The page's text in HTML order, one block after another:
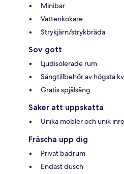
Minibar
Vattenkokare
Strykjärn/strykbräda
Sov gott
Ljudisolerade rum
Sängtillbehör av högsta
Gratis spjälsäng
Saker att uppskatta
Unika möbler och unik
Fräscha upp dig
Privat badrum
Endast dusch